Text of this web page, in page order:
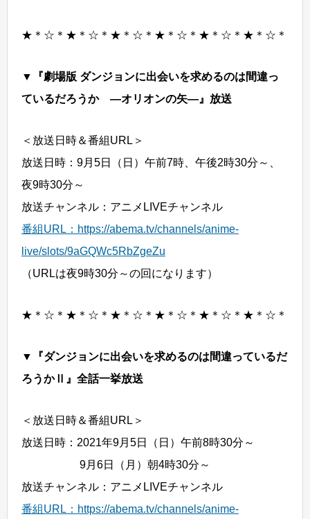
★＊☆＊★＊☆＊★＊☆＊★＊☆＊★＊☆＊★＊☆＊
▼『劇場版 ダンジョンに出会いを求めるのは間違っ
ているだろうか ―オリオンの矢―』放送
＜放送日時＆番組URL＞
放送日時：9月5日（日）午前7時、午後2時30分～、
夜9時30分～
放送チャンネル：アニメLIVEチャンネル
番組URL：https://abema.tv/channels/anime-
live/slots/9aGQWc5RbZgeZu
（URLは夜9時30分～の回になります）
★＊☆＊★＊☆＊★＊☆＊★＊☆＊★＊☆＊★＊☆＊
▼『ダンジョンに出会いを求めるのは間違っているだ
ろうかⅡ』全話一挙放送
＜放送日時＆番組URL＞
放送日時：2021年9月5日（日）午前8時30分～
9月6日（月）朝4時30分～
放送チャンネル：アニメLIVEチャンネル
番組URL：https://abema.tv/channels/anime-